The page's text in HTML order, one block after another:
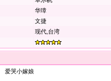
华璋
文捷
现代,台湾
爱哭小嫁娘